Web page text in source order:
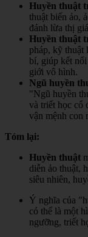
Huyền thuật
thuật biến ảo,
đánh lừa thị
Huyền thuật
pháp, kỹ thuật
bí, giúp kết
giới vô hình.
Ngũ huyền
"Ngũ huyền
và triết học cổ
vận mệnh con
Tóm lại:
Huyền thuật
diễn ảo thuật,
siêu nhiên,
Ý nghĩa của
có thể là một
ngưỡng, triết